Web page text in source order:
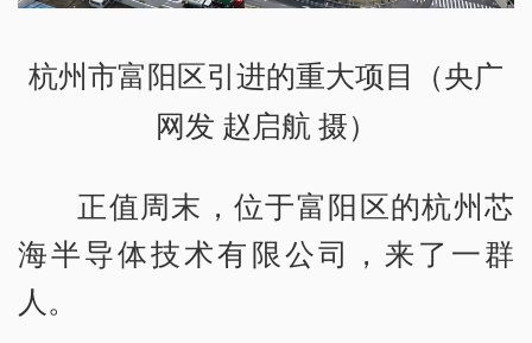
杭州市富阳区引进的重大项目（央广
网发 赵启航 摄）
正值周末，位于富阳区的杭州芯
海半导体技术有限公司，来了一群
人。